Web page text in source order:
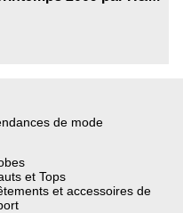
de mode
et Tops
et accessoires de